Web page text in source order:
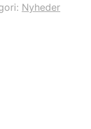
Nyheder